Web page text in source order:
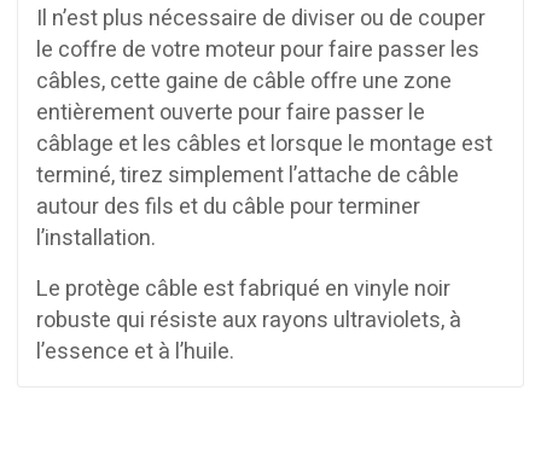
Il n’est plus nécessaire de diviser ou de couper
le coffre de votre moteur pour faire passer les
câbles, cette gaine de câble offre une zone
entièrement ouverte pour faire passer le
câblage et les câbles et lorsque le montage est
terminé, tirez simplement l’attache de câble
autour des fils et du câble pour terminer
l’installation.
Le protège câble est fabriqué en vinyle noir
robuste qui résiste aux rayons ultraviolets, à
l’essence et à l’huile.